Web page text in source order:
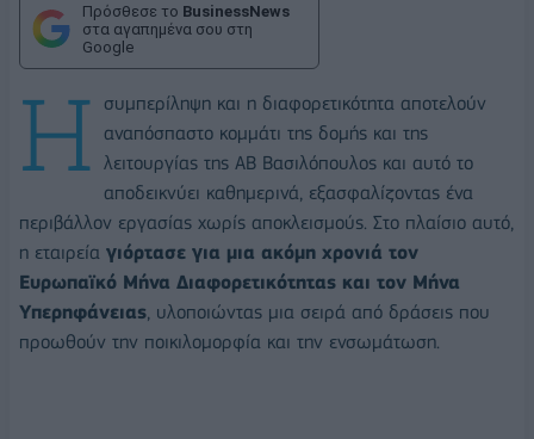
Πρόσθεσε το BusinessNews
στα αγαπημένα σου στη
Google
Η
συμπερίληψη και η διαφορετικότητα αποτελούν
αναπόσπαστο κομμάτι της δομής και της
λειτουργίας της ΑΒ Βασιλόπουλος και αυτό το
αποδεικνύει καθημερινά, εξασφαλίζοντας ένα
περιβάλλον εργασίας χωρίς αποκλεισμούς. Στο πλαίσιο αυτό,
η εταιρεία γιόρτασε για μια ακόμη χρονιά τον
Ευρωπαϊκό Μήνα Διαφορετικότητας και τον Μήνα
Υπερηφάνειας, υλοποιώντας μια σειρά από δράσεις που
προωθούν την ποικιλομορφία και την ενσωμάτωση.